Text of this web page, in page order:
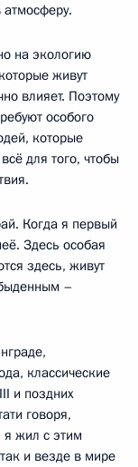
на экологию
живут
влияет. Поэтому
особого
которые
для того, чтобы
Когда я первый
Здесь особая
здесь, живут
–
классические
и поздних
говоря,
я жил с этим
и везде в мире